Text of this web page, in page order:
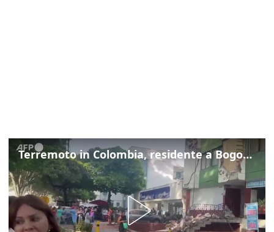
Terremoto in Colombia, residente a Bogotà: "Ha cominciato a tremare e non smetteva"